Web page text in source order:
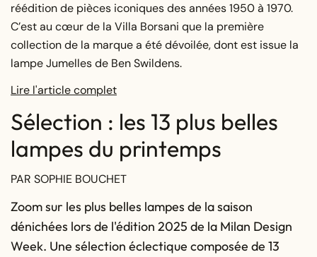
réédition de pièces iconiques des années 1950 à 1970.
C’est au cœur de la Villa Borsani que la première
collection de la marque a été dévoilée, dont est issue la
lampe Jumelles de Ben Swildens.
Lire l'article complet
Sélection : les 13 plus belles
lampes du printemps
PAR SOPHIE BOUCHET
Zoom sur les plus belles lampes de la saison
dénichées lors de l'édition 2025 de la Milan Design
Week. Une sélection éclectique composée de 13